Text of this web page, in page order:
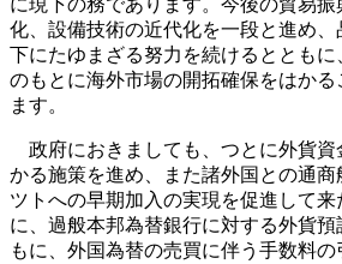
に現下の務であります。今後の貿易
化、設備技術の近代化を一段と進め
下にたゆまざる努力を続けるととも
のもとに海外市場の開拓確保をはか
ます。
政府におきましても、つとに外貨資
かる施策を進め、また諸外国との通
ツトへの早期加入の実現を促進して
に、過般本邦為替銀行に対する外貨預
もに、外国為替の売買に伴う手数料